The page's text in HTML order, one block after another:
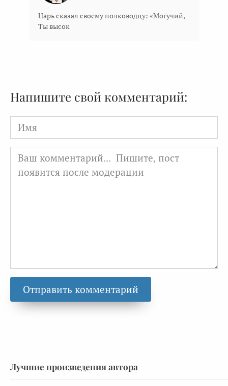
Царь сказал своему полководцу: «Могучий,
Ты высок
Напишите свой комментарий:
Имя
Лучшие произведения автора